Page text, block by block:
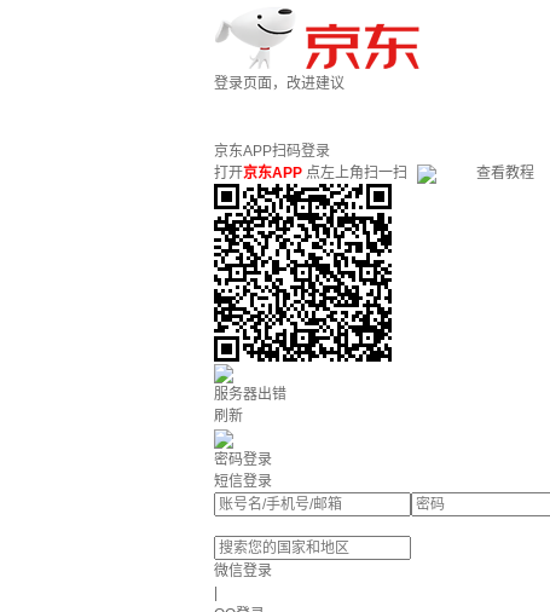
登录页面，改进建议
京东APP扫码登录
打开京东APP 点左上角扫一扫 查看教程
服务器出错
刷新
密码登录
短信登录
微信登录